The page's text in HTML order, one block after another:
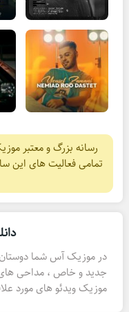
رسانه بزرگ و معتبر
تمامی فعالیت های این
در موزیک آس شما دوستان
جدید و خاص ، مداحی
موزیک ویدئو های مورد